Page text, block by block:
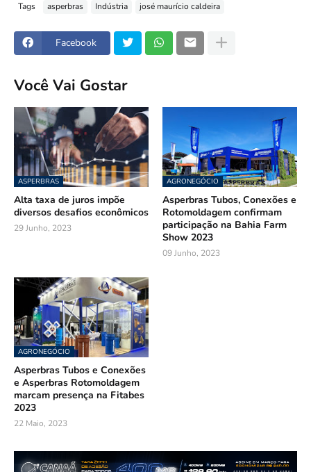
Tags asperbras Indústria josé maurício caldeira
Facebook
Você Vai Gostar
ASPERBRAS
Alta taxa de juros impõe
diversos desafios econômicos
29 Junho, 2023
AGRONEGÓCIO
Asperbras Tubos, Conexões e
Rotomoldagem confirmam
participação na Bahia Farm
Show 2023
09 Junho, 2023
AGRONEGÓCIO
Asperbras Tubos e Conexões
e Asperbras Rotomoldagem
marcam presença na Fitabes
2023
22 Maio, 2023